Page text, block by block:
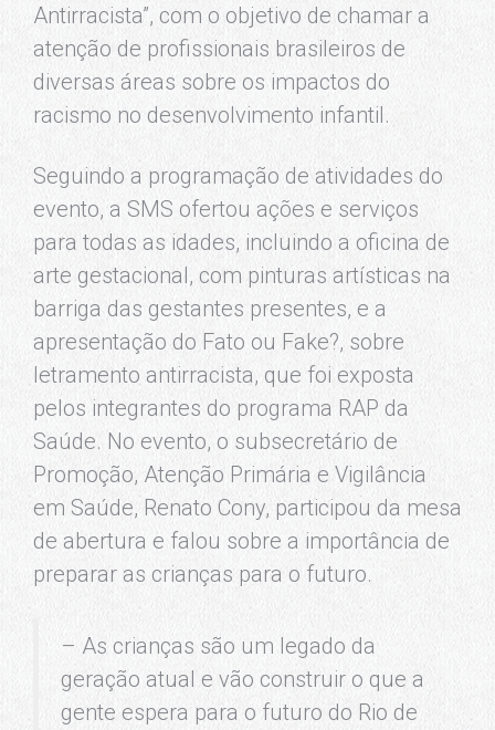
Antirracista”, com o objetivo de chamar a
atenção de profissionais brasileiros de
diversas áreas sobre os impactos do
racismo no desenvolvimento infantil.
Seguindo a programação de atividades do
evento, a SMS ofertou ações e serviços
para todas as idades, incluindo a oficina de
arte gestacional, com pinturas artísticas na
barriga das gestantes presentes, e a
apresentação do Fato ou Fake?, sobre
letramento antirracista, que foi exposta
pelos integrantes do programa RAP da
Saúde. No evento, o subsecretário de
Promoção, Atenção Primária e Vigilância
em Saúde, Renato Cony, participou da mesa
de abertura e falou sobre a importância de
preparar as crianças para o futuro.
– As crianças são um legado da
geração atual e vão construir o que a
gente espera para o futuro do Rio de